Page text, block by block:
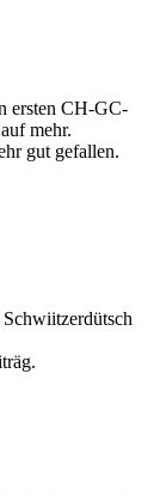
ersten CH-GC-
mehr.
gut gefallen.